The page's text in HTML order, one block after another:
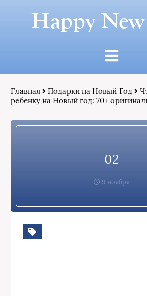
Happy
Главная Подарки на Новый Год
ребенку на Новый год: 70+
02
9 ноября